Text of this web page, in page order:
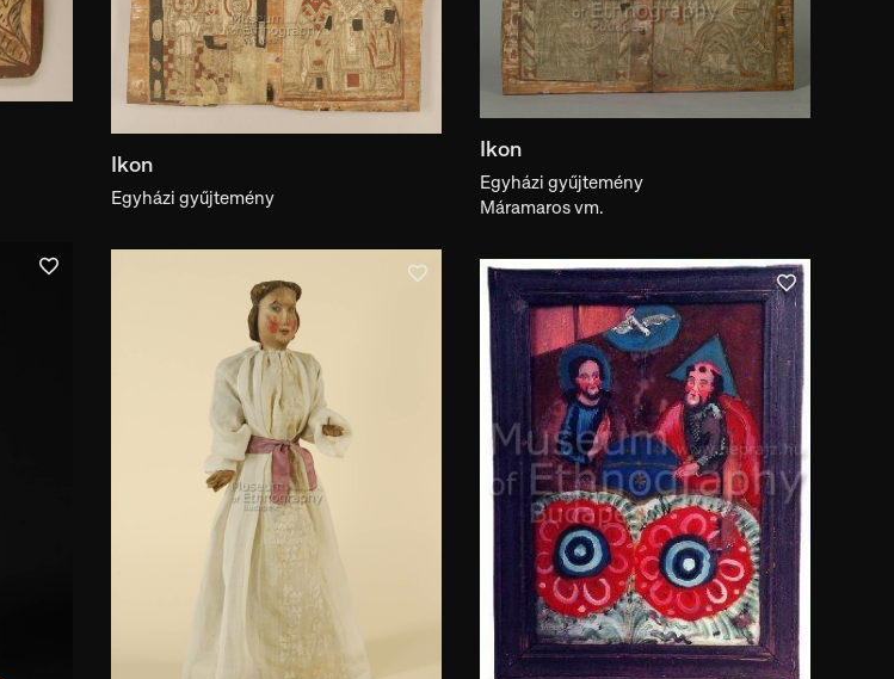
Ikon
Egyházi gyűjtemény
Máramaros vm.
Ikon
Egyházi gyűjtemény